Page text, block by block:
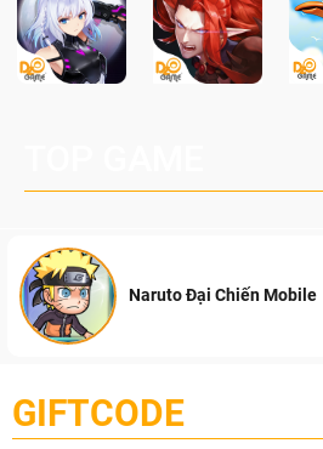
Naruto Đại Chiến Mobile
GIFTCODE